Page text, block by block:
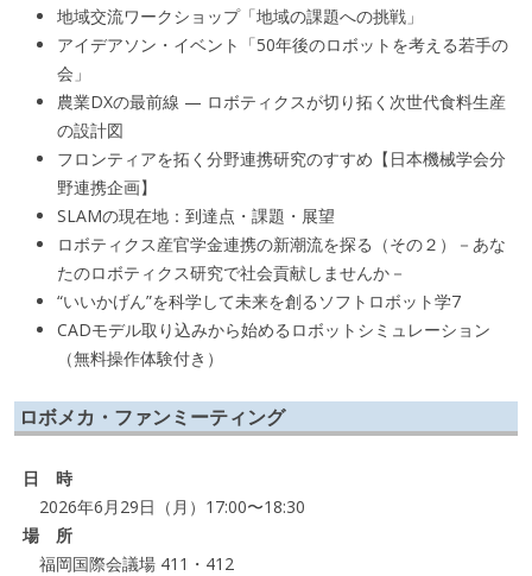
地域交流ワークショップ「地域の課題への挑戦」
アイデアソン・イベント「50年後のロボットを考える若手の
会」
農業DXの最前線 — ロボティクスが切り拓く次世代食料生産
の設計図
フロンティアを拓く分野連携研究のすすめ【日本機械学会分
野連携企画】
SLAMの現在地：到達点・課題・展望
ロボティクス産官学金連携の新潮流を探る（その２）－あな
たのロボティクス研究で社会貢献しませんか－
“いいかげん”を科学して未来を創るソフトロボット学7
CADモデル取り込みから始めるロボットシミュレーション
（無料操作体験付き）
ロボメカ・ファンミーティング
日 時
2026年6月29日（月）17:00〜18:30
場 所
福岡国際会議場 411・412